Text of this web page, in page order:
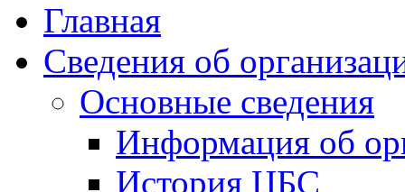
Главная
Сведения об
Основные сведения
Информация об
История ЦБС